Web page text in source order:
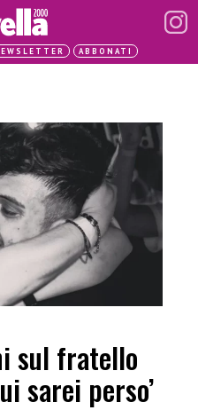
ABBONATI
sul fratello
sarei perso’